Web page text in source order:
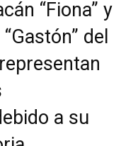
“Fiona” y
del
a su